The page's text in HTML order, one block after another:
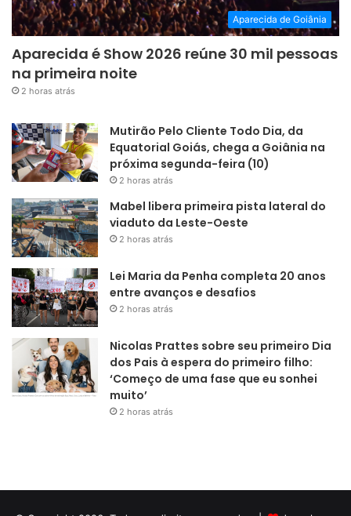
Aparecida de Goiânia
Aparecida é Show 2026 reúne 30 mil pessoas
na primeira noite
2 horas atrás
Mutirão Pelo Cliente Todo Dia, da
Equatorial Goiás, chega a Goiânia na
próxima segunda-feira (10)
2 horas atrás
Mabel libera primeira pista lateral do
viaduto da Leste-Oeste
2 horas atrás
Lei Maria da Penha completa 20 anos
entre avanços e desafios
2 horas atrás
Nicolas Prattes sobre seu primeiro Dia
dos Pais à espera do primeiro filho:
‘Começo de uma fase que eu sonhei
muito’
2 horas atrás